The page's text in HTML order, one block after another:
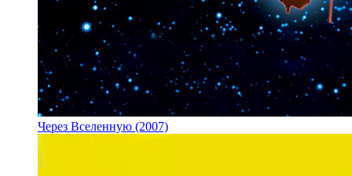
Через Вселенную (2007)